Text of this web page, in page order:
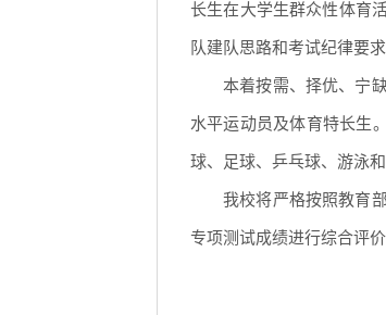
长生在大学生群众性体育
队建队思路和考试纪律要
本着按需、择优、宁
水平运动员及体育特长生
球、足球、乒乓球、游泳
我校将严格按照教育
专项测试成绩进行综合评